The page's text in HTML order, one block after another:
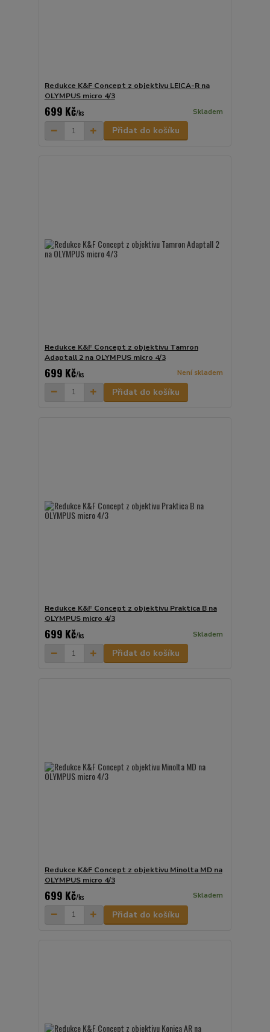
Redukce K&F Concept z objektivu LEICA-R na
OLYMPUS micro 4/3
699 Kč/ks Skladem
Přidat do košíku
Redukce K&F Concept z objektivu Tamron
Adaptall 2 na OLYMPUS micro 4/3
699 Kč/ks Není skladem
Přidat do košíku
Redukce K&F Concept z objektivu Praktica B na
OLYMPUS micro 4/3
699 Kč/ks Skladem
Přidat do košíku
Redukce K&F Concept z objektivu Minolta MD na
OLYMPUS micro 4/3
699 Kč/ks Skladem
Přidat do košíku